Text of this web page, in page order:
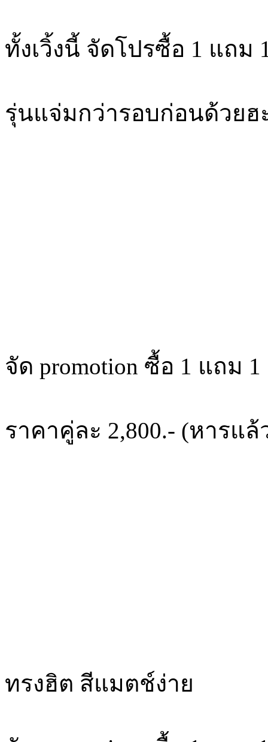
ทั้งเวิ้งนี้ จัดโปรซื้อ 1 แถม
รุ่นแจ่มกว่ารอบก่อนด้วยฮ
จัด promotion ซื้อ 1 แถม 1
ราคาคู่ละ 2,800.- (หารแล้
ทรงฮิต สีแมตช์ง่าย